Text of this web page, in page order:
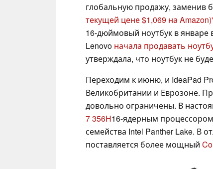
глобальную продажу, заменив
текущей цене $1,069 на Amazon)
16-дюймовый ноутбук в январе
Lenovo начала продавать
утверждала, что ноутбук не
Переходим к июню, и IdeaPad
Великобритании и Еврозоне.
довольно ограничены. В
7 356H16-ядерным
семейства Intel Panther Lake. В
поставляется более мощный